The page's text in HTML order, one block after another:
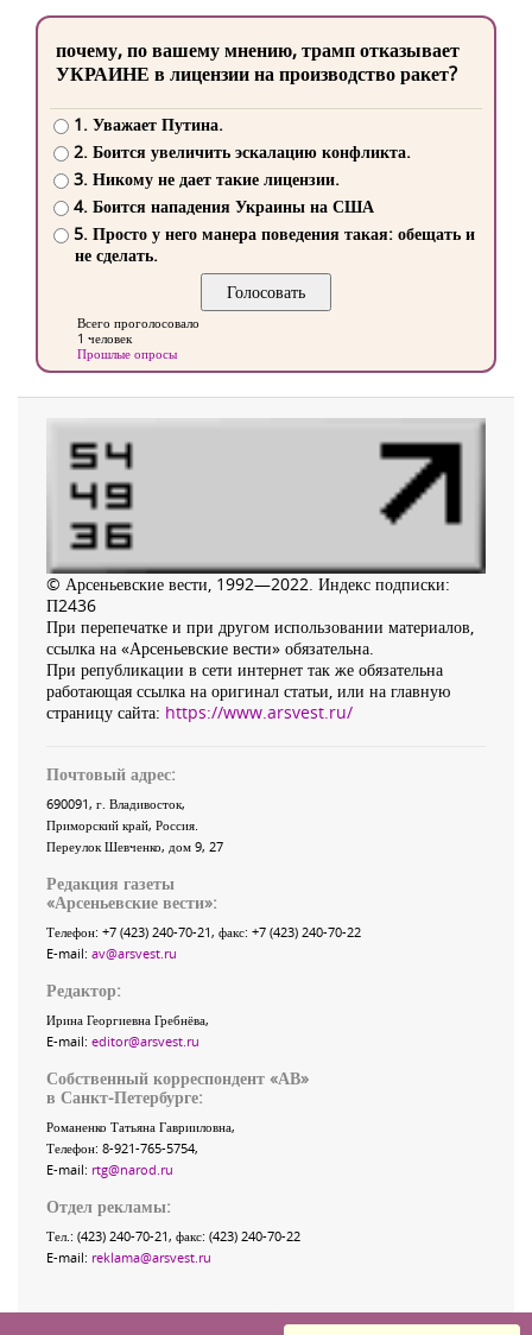
почему, по вашему мнению, трамп отказывает
УКРАИНЕ в лицензии на производство ракет?
1. Уважает Путина.
2. Боится увеличить эскалацию конфликта.
3. Никому не дает такие лицензии.
4. Боится нападения Украины на США
5. Просто у него манера поведения такая: обещать и
не сделать.
Всего проголосовало
1 человек
Прошлые опросы
© Арсеньевские вести, 1992—2022. Индекс подписки:
П2436
При перепечатке и при другом использовании материалов,
ссылка на «Арсеньевские вести» обязательна.
При републикации в сети интернет так же обязательна
работающая ссылка на оригинал статьи, или на главную
страницу сайта: https://www.arsvest.ru/
Почтовый адрес:
690091, г. Владивосток,
Приморский край, Россия
Переулок Шевченко, дом 9, 27
Редакция газеты
«Арсеньевские вести»:
Телефон: +7 (423) 240-70-21, факс: +7 (423) 240-70-22
E-mail: av@arsvest.ru
Редактор:
Ирина Георгиевна Гребнёва,
E-mail: editor@arsvest.ru
Собственный корреспондент «АВ»
в Санкт-Петербурге:
Романенко Татьяна Гаврииловна,
Телефон: 8-921-765-5754,
E-mail: rtg@narod.ru
Отдел рекламы:
Тел.: (423) 240-70-21, факс: (423) 240-70-22
E-mail: reklama@arsvest.ru